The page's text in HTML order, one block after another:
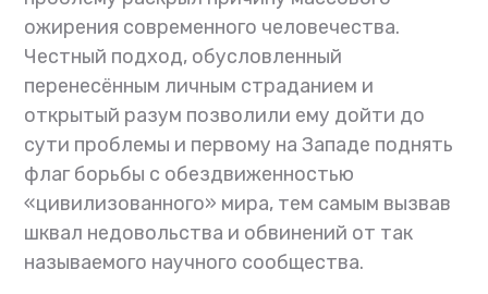
ожирения современного человечества.
Честный подход, обусловленный
перенесённым личным страданием и
открытый разум позволили ему дойти до
сути проблемы и первому на Западе поднять
флаг борьбы с обездвиженностью
«цивилизованного» мира, тем самым вызвав
шквал недовольства и обвинений от так
называемого научного сообщества.